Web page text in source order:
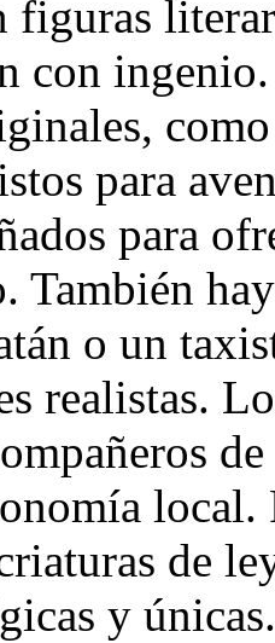
figuras
con
para
para
También
o un
realistas.
local.
de
y únicas.